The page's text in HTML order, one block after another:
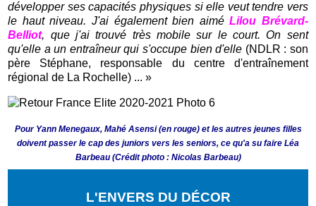
développer ses capacités physiques si elle veut tendre vers
le haut niveau. J'ai également bien aiméLilou Brévard-
Belliot, que j'ai trouvé très mobile sur le court. On sent
qu'elle a un entraîneur qui s'occupe bien d'elle (NDLR : son
père Stéphane, responsable du centre d'entraînement
régional de La Rochelle) ... »
Pour Yann Menegaux, Mahé Asensi (en rouge) et les autres jeunes filles
doivent passer le cap des juniors vers les seniors, ce qu'a su faire Léa
Barbeau (Crédit photo : Nicolas Barbeau)
L'ENVERS DU DÉCOR